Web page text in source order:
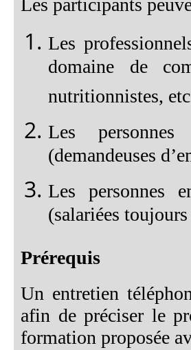
Les participants
Les
domaine de
nutritionnistes,
Les personnes
(demandeuses
Les personnes
(salariées
Prérequis
Un entretien
afin de préciser le
formation proposée